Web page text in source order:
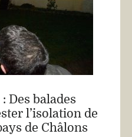
Des balades
l’isolation de
de Châlons